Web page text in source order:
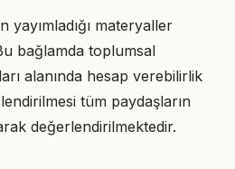
yayımladığı materyaller
bağlamda toplumsal
alanında hesap verebilirlik
tüm paydaşların
değerlendirilmektedir.